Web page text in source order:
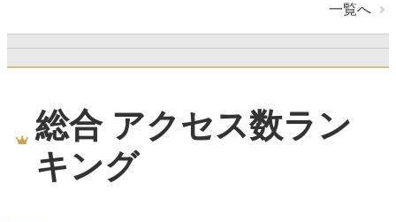
一覧へ
総合 アクセス数ラン
キング